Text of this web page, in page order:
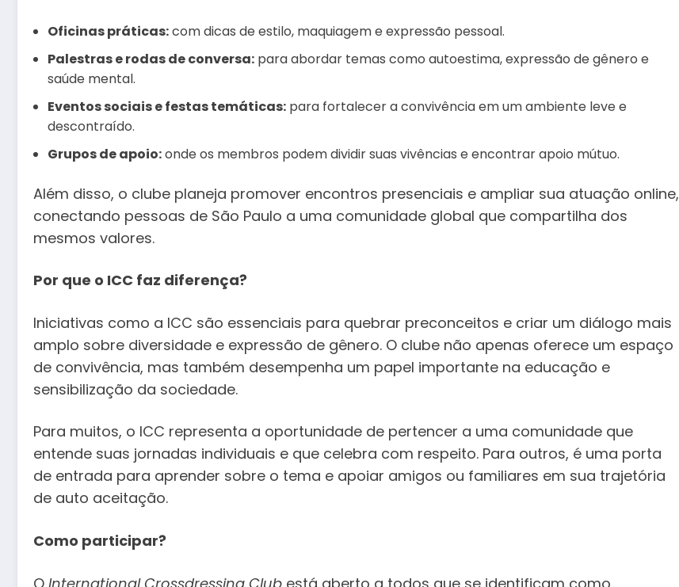
Oficinas práticas:com dicas de estilo, maquiagem e expressão pessoal.
Palestras e rodas de conversa: para abordar temas como autoestima, expressão de gênero e
saúde mental.
Eventos sociais e festas temáticas: para fortalecer a convivência em um ambiente leve e
descontraído.
Grupos de apoio:onde os membros podem dividir suas vivências e encontrar apoio mútuo.
Além disso, o clube planeja promover encontros presenciais e ampliar sua atuação online,
conectando pessoas de São Paulo a uma comunidade global que compartilha dos
mesmos valores.
Por que o ICC faz diferença?
Iniciativas como a ICC são essenciais para quebrar preconceitos e criar um diálogo mais
amplo sobre diversidade e expressão de gênero. O clube não apenas oferece um espaço
de convivência, mas também desempenha um papel importante na educação e
sensibilização da sociedade.
Para muitos, o ICC representa a oportunidade de pertencer a uma comunidade que
entende suas jornadas individuais e que celebra com respeito. Para outros, é uma porta
de entrada para aprender sobre o tema e apoiar amigos ou familiares em sua trajetória
de auto aceitação.
Como participar?